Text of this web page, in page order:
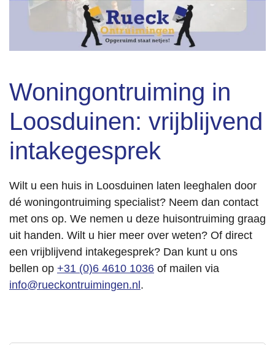
elen.
Woningontruiming in
Loosduinen: vrijblijvend
intakegesprek
Wilt u een huis in Loosduinen laten leeghalen door
dé woningontruiming specialist? Neem dan contact
met ons op. We nemen u deze huisontruiming graag
uit handen. Wilt u hier meer over weten? Of direct
een vrijblijvend intakegesprek? Dan kunt u ons
bellen op +31 (0)6 4610 1036 of mailen via
info@rueckontruimingen.nl.